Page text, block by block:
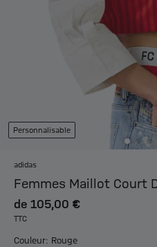
Personnalisable
adidas
Femmes Maillot Court
de 105,00 €
TTC
Couleur: Rouge